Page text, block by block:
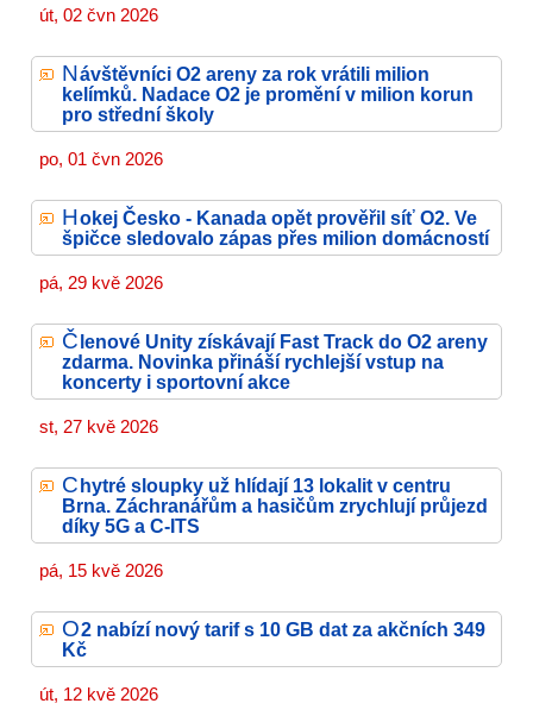
út, 02 čvn 2026
Návštěvníci O2 areny za rok vrátili milion
kelímků. Nadace O2 je promění v milion korun
pro střední školy
po, 01 čvn 2026
Hokej Česko - Kanada opět prověřil síť O2. Ve
špičce sledovalo zápas přes milion domácností
pá, 29 kvě 2026
Členové Unity získávají Fast Track do O2 areny
zdarma. Novinka přináší rychlejší vstup na
koncerty i sportovní akce
st, 27 kvě 2026
Chytré sloupky už hlídají 13 lokalit v centru
Brna. Záchranářům a hasičům zrychlují průjezd
díky 5G a C-ITS
pá, 15 kvě 2026
O2 nabízí nový tarif s 10 GB dat za akčních 349
Kč
út, 12 kvě 2026